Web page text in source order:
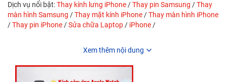
Dịch vụ nổi bật:Thay kính lưng iPhone /Thay pin Samsung /Thay
màn hình Samsung /Thay mặt kính iPhone /Thay màn hình iPhone
/Thay pin iPhone /Sửa chữa Laptop / iPhone /
Xem thêm nội dung